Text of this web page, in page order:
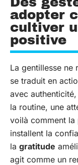
adopter
cultiver
positive
La gentillesse ne
se traduit en
avec
la routine, une
voilà comment la
installent la
la gratitude
agit comme un